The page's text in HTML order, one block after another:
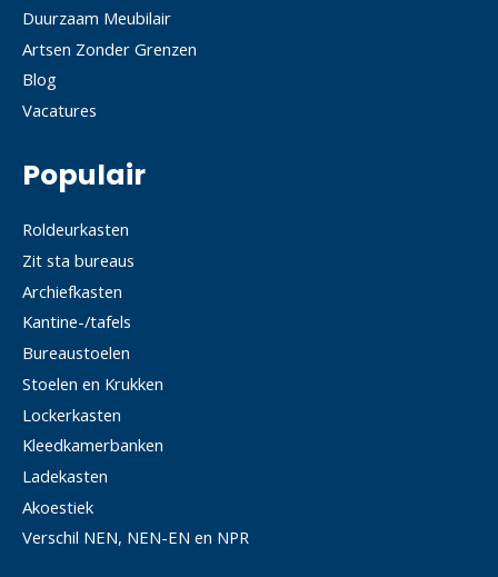
Duurzaam Meubilair
Artsen Zonder Grenzen
Blog
Vacatures
Populair
Roldeurkasten
Zit sta bureaus
Archiefkasten
Kantine-/tafels
Bureaustoelen
Stoelen en Krukken
Lockerkasten
Kleedkamerbanken
Ladekasten
Akoestiek
Verschil NEN, NEN-EN en NPR